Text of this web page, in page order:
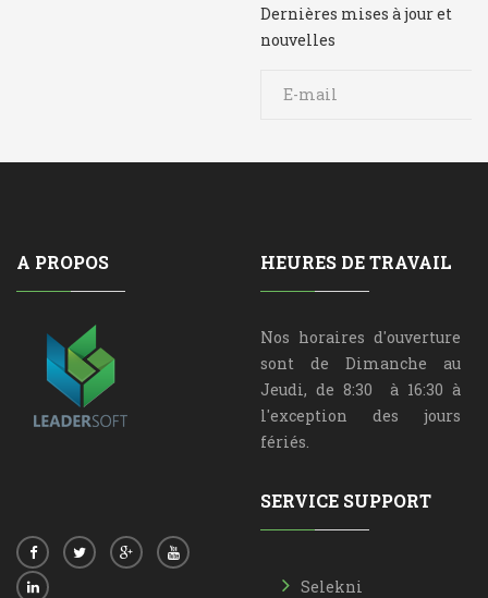
Dernières mises à jour et
nouvelles
A PROPOS HEURES DE TRAVAIL
Nos horaires d'ouverture
sont de Dimanche au
Jeudi, de 8:30 à 16:30 à
l'exception des jours
fériés.
SERVICE SUPPORT
Selekni